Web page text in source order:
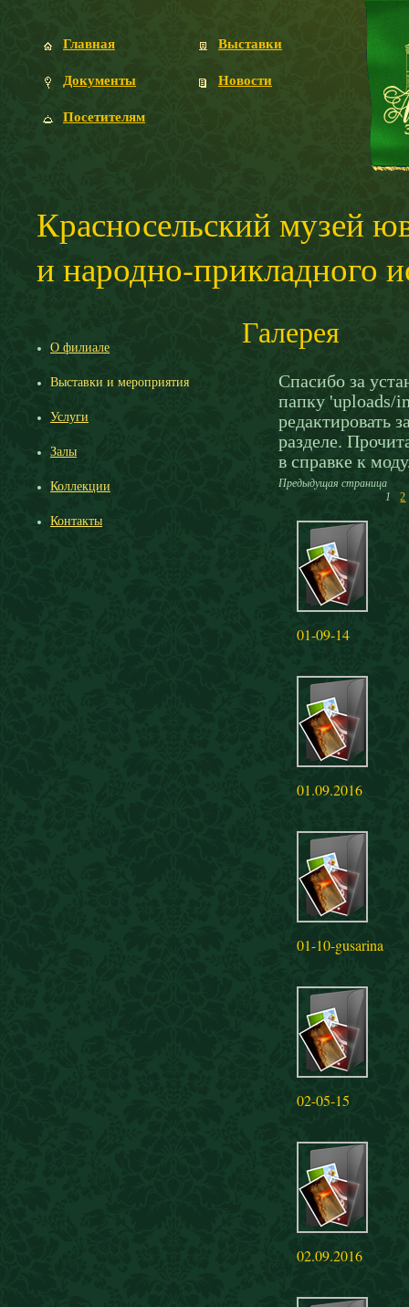
Главная
Документы
Посетителям
Выставки
Новости
Красносельский музей
и народно-прикладного
О филиале
Выставки и мероприятия
Услуги
Залы
Коллекции
Контакты
Галерея
Спасибо за
папку 'uploads/
редактировать
разделе.
в справке к
Предыдущая страница
1
2
01-09-14
01.09.2016
01-10-gusarina
02-05-15
02.09.2016